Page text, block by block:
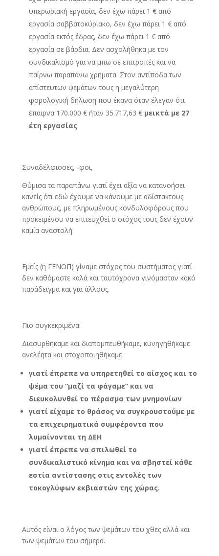
υπερωριακή εργασία, δεν έχω πάρει 1 € από
εργασία σαββατοκύριακο, δεν έχω πάρει 1 € από
εργασία εκτός έδρας, δεν έχω πάρει 1 € από
εργασία σε βάρδια. Δεν ασχολήθηκα με τον
συνδικαλισμό για να μπω σε επιτροπές και να
παίρνω παραπάνω χρήματα. Στον αντίποδα των
απίστευτων ψεμάτων τους η μεγαλύτερη
φορολογική δήλωση που έκανα όταν έλεγαν ότι
έπαιρνα 170.000 € ήταν 35.717,63 € μεικτά με 27
έτη εργασίας.
Συναδέλφισσες, -φοι,
Θύμισα τα παραπάνω γιατί έχει αξία να κατανοήσει
κανείς ότι εδώ έχουμε να κάνουμε με αδίστακτους
ανθρώπους, με πληρωμένους κονδυλοφόρους που
προκειμένου να επιτευχθεί ο στόχος τους δεν έχουν
καμία αναστολή.
Εμείς (η ΓΕΝΟΠ) γίναμε στόχος του συστήματος γιατί
δεν καθόμαστε καλά και ταυτόχρονα γινόμασταν κακό
παράδειγμα και για άλλους.
Πιο συγκεκριμένα:
Διασυρθήκαμε και διαπομπευθήκαμε, κυνηγηθήκαμε
ανελέητα και στοχοποιηθήκαμε
γιατί έπρεπε να υπηρετηθεί το αίσχος και το
ψέμα του “μαζί τα φάγαμε” και να
διευκολυνθεί το πέρασμα των μνημονίων
γιατί είχαμε το θράσος να συγκρουστούμε με
τα επιχειρηματικά συμφέροντα που
λυμαίνονται τη ΔΕΗ
γιατί έπρεπε να σπιλωθεί το
συνδικαλιστικό κίνημα και να σβηστεί κάθε
εστία αντίστασης στις εντολές των
τοκογλύφων εκβιαστών της χώρας.
Αυτός είναι ο λόγος των ψεμάτων του χθες αλλά και
των ψεμάτων του σήμερα.